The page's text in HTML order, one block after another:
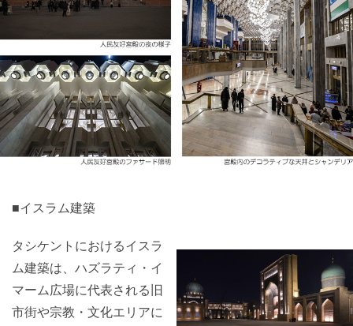
■イスラム建築
タシケントにおけるイスラ
ム建築は、ハズラティ・イ
マーム広場に代表される旧
市街や宗教・文化エリアに